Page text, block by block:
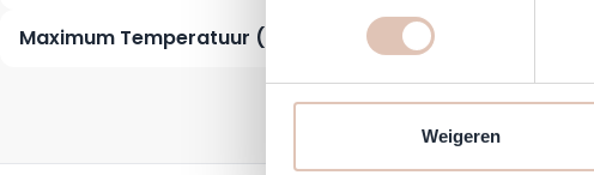
Weigeren
Maximum Temperatuur (°C)